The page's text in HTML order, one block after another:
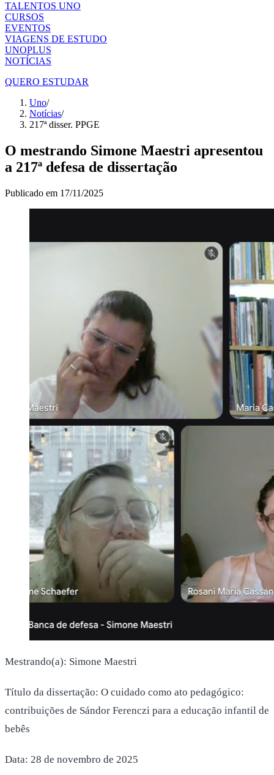
TALENTOS UNO
CURSOS
EVENTOS
VIAGENS DE ESTUDO
UNOPLUS
NOTÍCIAS
QUERO ESTUDAR
Uno/
Notícias/
217ª disser. PPGE
O mestrando Simone Maestri apresentou
a 217ª defesa de dissertação
Publicado em 17/11/2025
Mestrando(a): Simone Maestri
Título da dissertação: O cuidado como ato pedagógico:
contribuições de Sándor Ferenczi para a educação infantil de
bebês
Data: 28 de novembro de 2025